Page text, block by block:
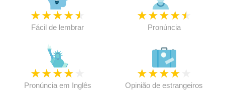
★★★★★
Fácil de lembrar
★★★★★
Pronúncia
★★★★
Pronúncia em Inglês
★★★★
Opinião de estrangeiros